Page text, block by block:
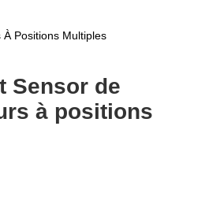
Positions Multiples
Sensor de
à positions